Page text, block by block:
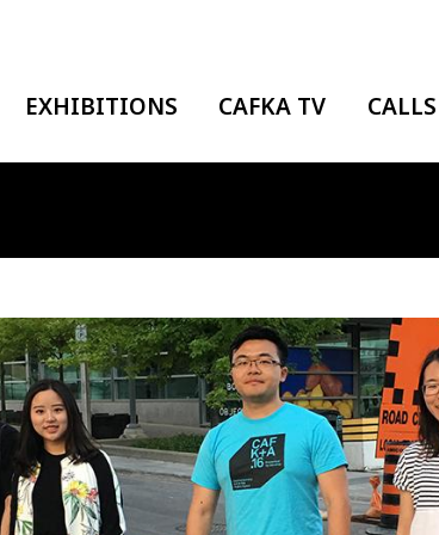
EXPAND MENU
EXHIBITIONS CAFKA TV CALLS